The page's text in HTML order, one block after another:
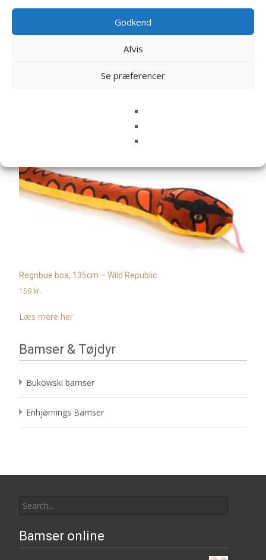
Godkend
Afvis
Se præferencer
Gem mit navn, mail og websted i denne browser til
næste gang jeg kommenterer.
Regnbue boa, 135cm – Wild Republic
159 kr.
Læs mere her
Bamser & Tøjdyr
Bukowski bamser
Enhjørnings Bamser
for:
Bamser online